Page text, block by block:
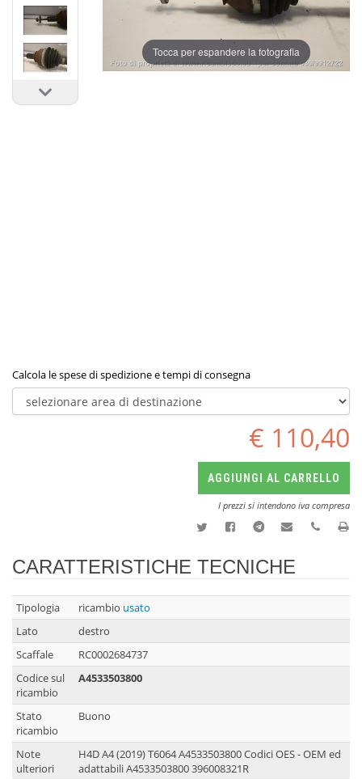
Tocca per espandere la fotografia
Calcola le spese di spedizione e tempi di consegna
€ 110,40
AGGIUNGI AL CARRELLO
I prezzi si intendono iva compresa
CARATTERISTICHE TECNICHE
Tipologia ricambio usato
Lato
destro
Scaffale
RC0002684737
Codice sul
ricambio
A4533503800
Stato
ricambio
Buono
Note
ulteriori
H4D A4 (2019) T6064 A4533503800 Codici OES - OEM ed
adattabili A4533503800 396008321R